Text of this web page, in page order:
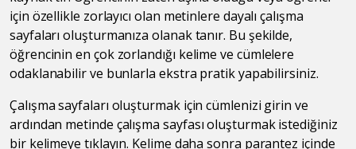
için özellikle zorlayıcı olan metinlere dayalı çalışma
sayfaları oluşturmanıza olanak tanır. Bu şekilde,
öğrencinin en çok zorlandığı kelime ve cümlelere
odaklanabilir ve bunlarla ekstra pratik yapabilirsiniz.
Çalışma sayfaları oluşturmak için cümlenizi girin ve
ardından metinde çalışma sayfası oluşturmak istediğiniz
bir kelimeye tıklayın. Kelime daha sonra parantez içinde